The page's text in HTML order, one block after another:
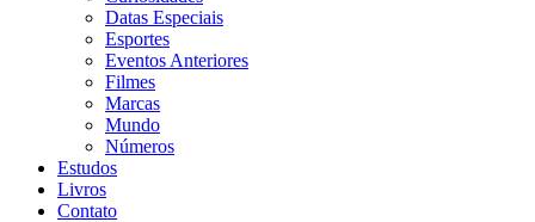
Datas Especiais
Esportes
Eventos Anteriores
Filmes
Marcas
Mundo
Números
Estudos
Livros
Contato